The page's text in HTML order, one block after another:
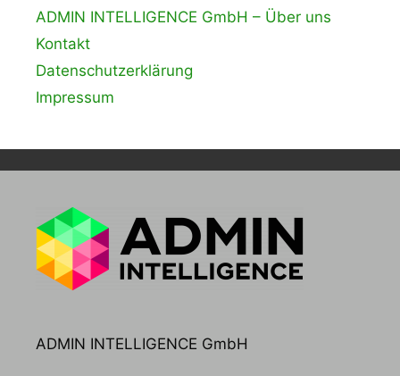
ADMIN INTELLIGENCE GmbH – Über uns
Kontakt
Datenschutzerklärung
Impressum
ADMIN INTELLIGENCE GmbH